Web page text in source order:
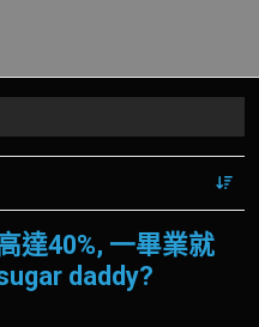
達40%, 一畢業就
daddy?